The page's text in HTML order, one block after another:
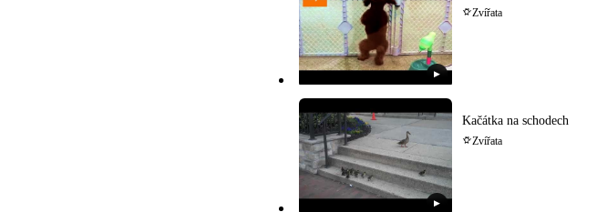
▶
Zvířata
▶
Kačátka na schodech
Zvířata